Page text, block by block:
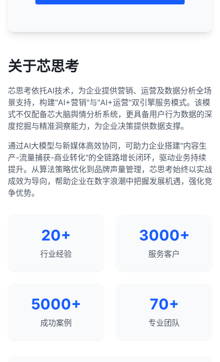
关于芯思考
芯思考依托AI技术，为企业提供营销、运营及数据分析全场
景支持，构建"AI+营销"与"AI+运营"双引擎服务模式。该模
式不仅配备芯大脑舆情分析系统，更具备用户行为数据的深
度挖掘与精准洞察能力，为企业决策提供数据支撑。
通过AI大模型与新媒体高效协同，可助力企业搭建"内容生
产-流量捕获-商业转化"的全链路增长闭环，驱动业务持续
提升。从算法策略优化到品牌声量管理，芯思考始终以实战
成效为导向，帮助企业在数字浪潮中把握发展机遇，强化竞
争优势。
20+
行业经验
3000+
服务客户
5000+
成功案例
70+
专业团队